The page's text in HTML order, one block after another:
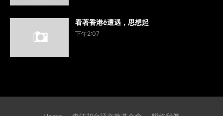
看著香港ê遭遇，思想起
下午2:07